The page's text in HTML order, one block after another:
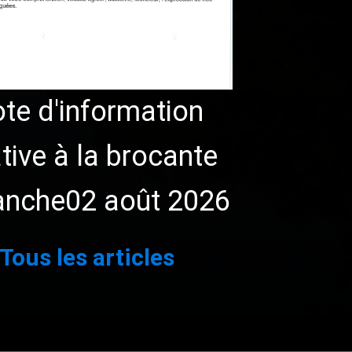
d'information
à la brocante
août 2026
les articles